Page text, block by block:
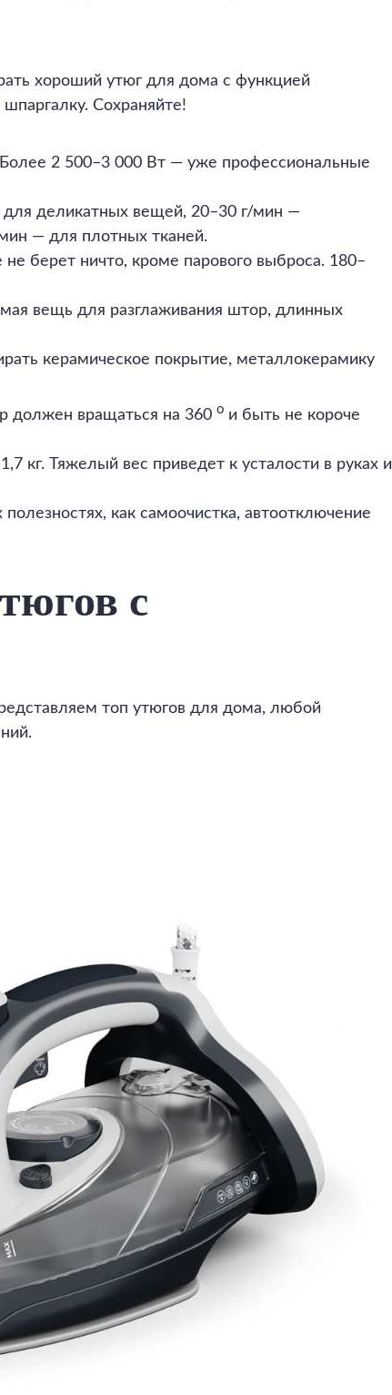
хороший утюг для дома с функцией
Сохраняйте!
2 500–3 000 Вт — уже профессиональные
деликатных вещей, 20–30 г/мин —
— для плотных тканей.
берет ничто, кроме парового выброса. 180–
вещь для разглаживания штор, длинных
керамическое покрытие, металлокерамику
должен вращаться на 360 о и быть не короче
кг. Тяжелый вес приведет к усталости в руках и
как самоочистка, автоотключение
с
топ утюгов для дома, любой